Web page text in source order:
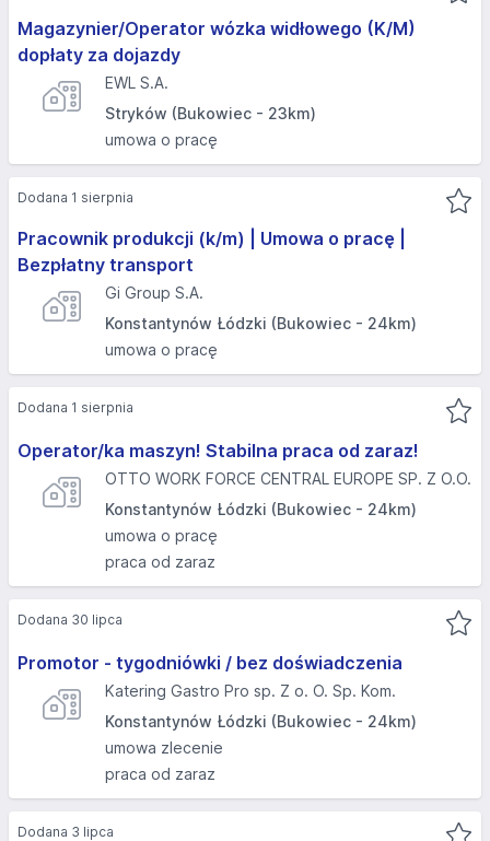
Magazynier/Operator wózka widłowego (K/M)
dopłaty za dojazdy
EWL S.A.
Stryków (Bukowiec - 23km)
umowa o pracę
Pracownik produkcji (k/m) | Umowa o pracę |
Bezpłatny transport
Gi Group S.A.
Konstantynów Łódzki (Bukowiec - 24km)
umowa o pracę
Dodana 1 sierpnia
Operator/ka maszyn! Stabilna praca od zaraz!
OTTO WORK FORCE CENTRAL EUROPE SP. Z O.O.
Konstantynów Łódzki (Bukowiec - 24km)
umowa o pracę
praca od zaraz
Dodana 1 sierpnia
Promotor - tygodniówki / bez doświadczenia
Katering Gastro Pro sp. Z o. O. Sp. Kom.
Konstantynów Łódzki (Bukowiec - 24km)
umowa zlecenie
praca od zaraz
Dodana 30 lipca
Dodana 3 lipca